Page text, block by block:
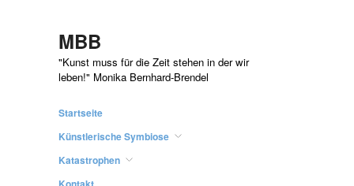
MBB
"Kunst muss für die Zeit stehen in der wir
leben!" Monika Bernhard-Brendel
Startseite
Künstlerische Symbiose
Katastrophen